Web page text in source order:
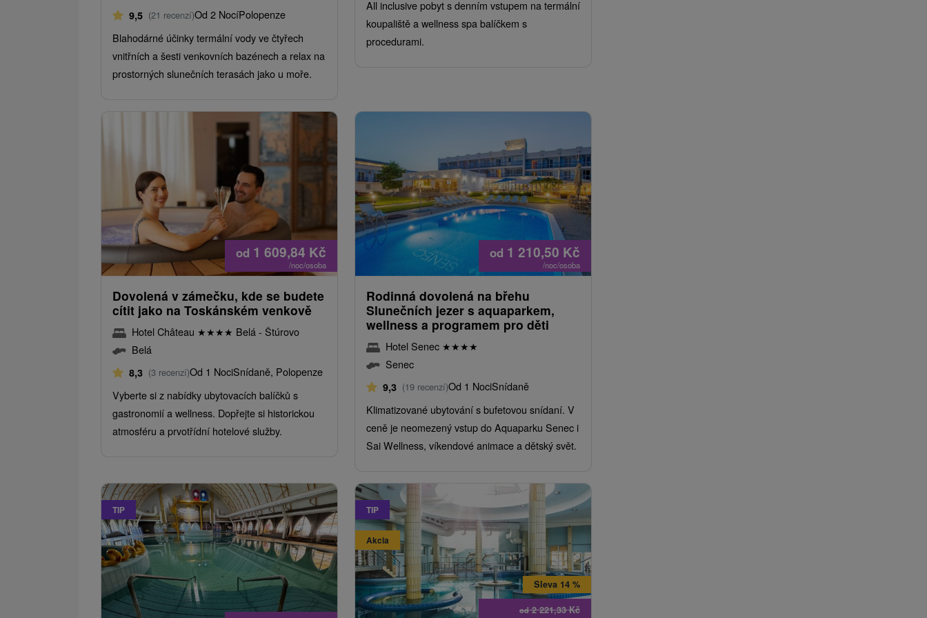
9,5 (21 recenzí)Od 2 NocíPolopenze
Blahodárné účinky termální vody ve čtyřech
vnitřních a šesti venkovních bazénech a relax na
prostorných slunečních terasách jako u moře.
All inclusive pobyt s denním vstupem na termální
koupaliště a wellness spa balíčkem s
procedurami.
od 1 609,84 Kč
/noc/osoba
Dovolená v zámečku, kde se budete
cítit jako na Toskánském venkově
Hotel Château ★★★★ Belá - Štúrovo
Belá
8,3 (3 recenzí)Od 1 NociSnídaně, Polopenze
Vyberte si z nabídky ubytovacích balíčků s
gastronomií a wellness. Dopřejte si historickou
atmosféru a prvotřídní hotelové služby.
od 1 210,50 Kč
/noc/osoba
Rodinná dovolená na břehu
Slunečních jezer s aquaparkem,
wellness a programem pro děti
Hotel Senec ★★★★
Senec
9,3 (19 recenzí)Od 1 NociSnídaně
Klimatizované ubytování s bufetovou snídaní. V
ceně je neomezený vstup do Aquaparku Senec i
Sai Wellness, víkendové animace a dětský svět.
TIP TIP
Akcia
od2 221,33Kč
Sleva 14 %